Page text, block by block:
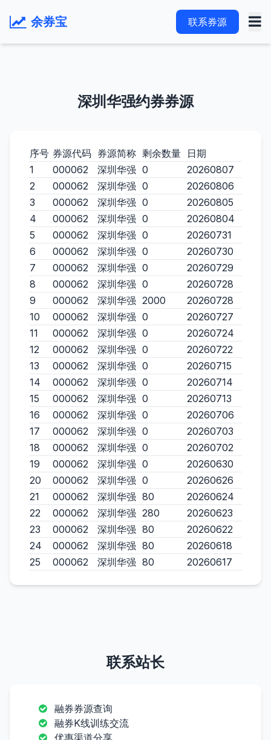
余券宝 联系券源
深圳华强约券券源
序号 券源代码 券源简称 剩余数量 日期
1
000062 深圳华强 0
20260807
2
000062 深圳华强 0
20260806
3
000062 深圳华强 0
20260805
4
000062 深圳华强 0
20260804
5
000062 深圳华强 0
20260731
6
000062 深圳华强 0
20260730
7
000062 深圳华强 0
20260729
8
000062 深圳华强 0
20260728
9
000062 深圳华强 2000
20260728
10
000062 深圳华强 0
20260727
11
000062 深圳华强 0
20260724
12
000062 深圳华强 0
20260722
13
000062 深圳华强 0
20260715
14
000062 深圳华强 0
20260714
15
000062 深圳华强 0
20260713
16
000062 深圳华强 0
20260706
17
000062 深圳华强 0
20260703
18
000062 深圳华强 0
20260702
19
000062 深圳华强 0
20260630
20
000062 深圳华强 0
20260626
21
000062 深圳华强 80
20260624
22
000062 深圳华强 280
20260623
23
000062 深圳华强 80
20260622
24
000062 深圳华强 80
20260618
25
000062 深圳华强 80 20260617
联系站长
融券券源查询
融券K线训练交流
优惠渠道分享